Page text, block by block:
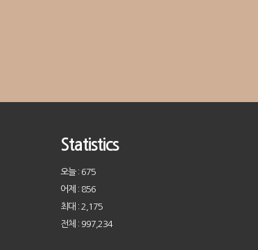
Statistics
오늘 : 675
어제 : 856
최대 : 2,175
전체 : 997,234